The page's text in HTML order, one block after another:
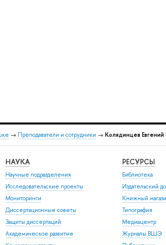
→ Преподаватели и сотрудники → Колядинцев Евгений
НАУКА
Научные подразделения
Исследовательские проекты
Мониторинги
Диссертационные советы
Защиты диссертаций
Академическое развитие
РЕСУРСЫ
Библиотека
Издательский
Книжный
Типография
Медиацентр
Журналы ВШЭ